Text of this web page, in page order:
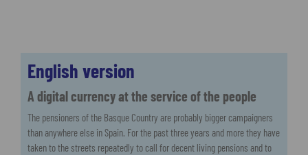
English version
A digital currency at the service of the people
The pensioners of the Basque Country are probably bigger campaigners
than anywhere else in Spain. For the past three years and more they have
taken to the streets repeatedly to call for decent living pensions and to